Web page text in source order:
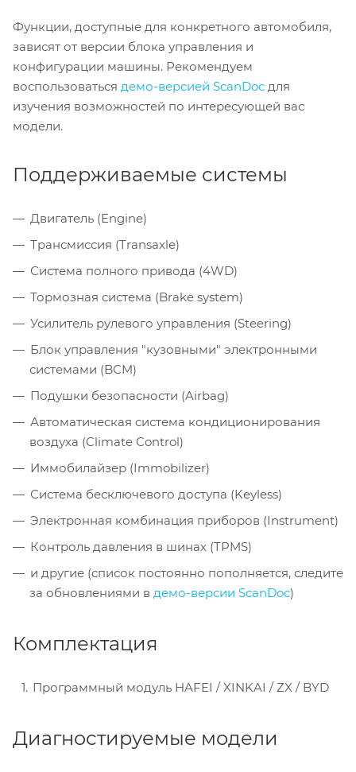
Функции, доступные для конкретного автомобиля,
зависят от версии блока управления и
конфигурации машины. Рекомендуем
воспользоваться демо-версией ScanDoc для
изучения возможностей по интересующей вас
модели.
Поддерживаемые системы
Двигатель (Engine)
Трансмиссия (Transaxle)
Система полного привода (4WD)
Тормозная система (Brake system)
Усилитель рулевого управления (Steering)
Блок управления "кузовными" электронными
системами (BCM)
Подушки безопасности (Airbag)
Автоматическая система кондиционирования
воздуха (Climate Control)
Иммобилайзер (Immobilizer)
Система бесключевого доступа (Keyless)
Электронная комбинация приборов (Instrument)
Контроль давления в шинах (TPMS)
и другие (список постоянно пополняется, следите
за обновлениями в демо-версии ScanDoc)
Комплектация
Программный модуль HAFEI / XINKAI / ZX / BYD
Диагностируемые модели